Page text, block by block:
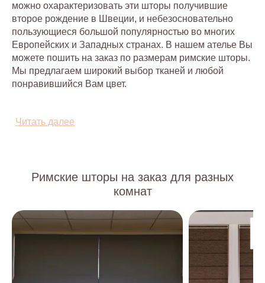
можно охарактеризовать эти шторы получившие
второе рождение в Швеции, и небезосновательно
пользующиеся большой популярностью во многих
Европейских и Западных странах. В нашем ателье Вы
можете пошить на заказ по размерам римские шторы.
Мы предлагаем широкий выбор тканей и любой
понравившийся Вам цвет.
Стильные римские шторы впишутся в любой
Читать далее
Римские шторы на заказ для разных
комнат